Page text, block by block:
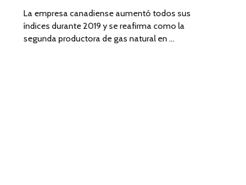
La empresa canadiense aumentó todos sus
índices durante 2019 y se reafirma como la
segunda productora de gas natural en …